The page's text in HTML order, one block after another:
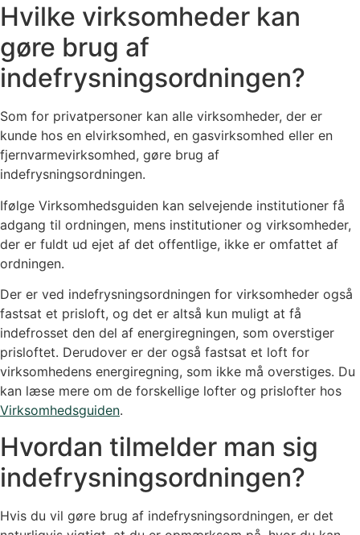
Hvilke virksomheder kan
gøre brug af
indefrysningsordningen?
Som for privatpersoner kan alle virksomheder, der er
kunde hos en elvirksomhed, en gasvirksomhed eller en
fjernvarmevirksomhed, gøre brug af
indefrysningsordningen.
Ifølge Virksomhedsguiden kan selvejende institutioner få
adgang til ordningen, mens institutioner og virksomheder,
der er fuldt ud ejet af det offentlige, ikke er omfattet af
ordningen.
Der er ved indefrysningsordningen for virksomheder også
fastsat et prisloft, og det er altså kun muligt at få
indefrosset den del af energiregningen, som overstiger
prisloftet. Derudover er der også fastsat et loft for
virksomhedens energiregning, som ikke må overstiges. Du
kan læse mere om de forskellige lofter og prislofter hos
Virksomhedsguiden.
Hvordan tilmelder man sig
indefrysningsordningen?
Hvis du vil gøre brug af indefrysningsordningen, er det